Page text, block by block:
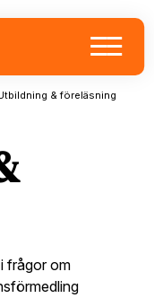
& föreläsning
frågor om